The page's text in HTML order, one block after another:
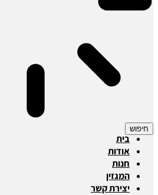
חיפוש
בית
אודות
חנות
המגזין
יצירת קשר